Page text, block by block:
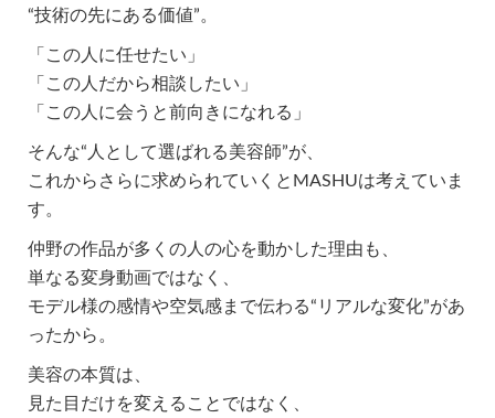
“技術の先にある価値”。
「この人に任せたい」
「この人だから相談したい」
「この人に会うと前向きになれる」
そんな“人として選ばれる美容師”が、
これからさらに求められていくとMASHUは考えていま
す。
仲野の作品が多くの人の心を動かした理由も、
単なる変身動画ではなく、
モデル様の感情や空気感まで伝わる“リアルな変化”があ
ったから。
美容の本質は、
見た目だけを変えることではなく、